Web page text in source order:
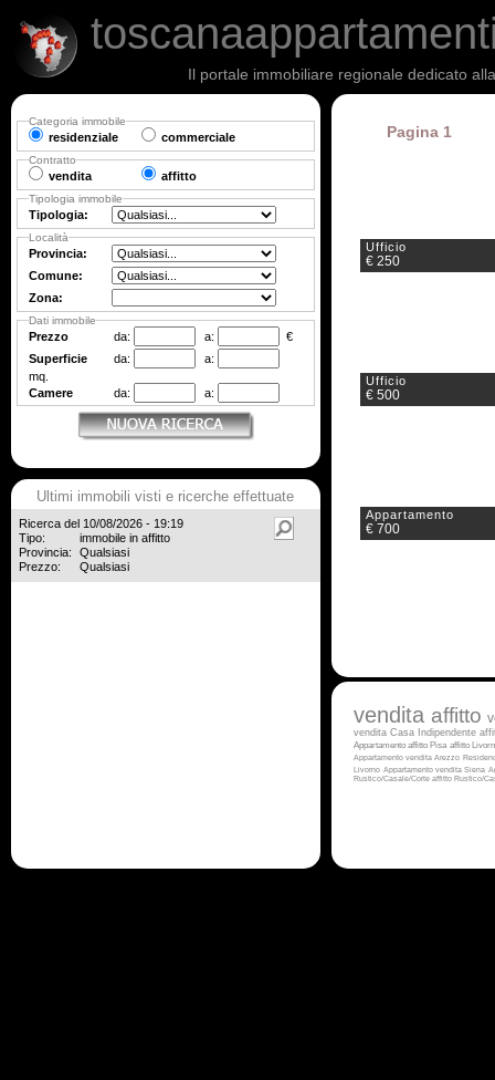
Il portale immobiliare regionale dedicato
Pagina 1
Ufficio
€ 250
Ufficio
€ 500
Appartamento
€ 700
vendita affitto
vendita Casa Indipendente
Appartamento affitto Pisa affitto
Appartamento vendita Arezzo
Livorno Appartamento vendita Siena
Rustico/Casale/Corte affitto Rustico/
Categoria immobile
residenziale commerciale
Contratto
vendita affitto
Tipologia immobile
Tipologia:
Località
Provincia:
Comune:
Zona:
Dati immobile
Prezzo da: a:
€
Superficie
da:
a:
mq.
Camere
da: a:
Ultimi immobili visti e ricerche effettuate
Ricerca del 10/08/2026 - 19:19
Tipo:
immobile in affitto
Provincia:
Qualsiasi
Prezzo:
Qualsiasi